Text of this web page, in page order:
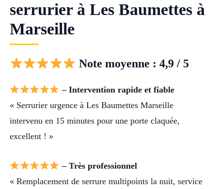
serrurier à Les Baumettes à
Marseille
Note moyenne : 4,9 / 5
– Intervention rapide et fiable
« Serrurier urgence à Les Baumettes Marseille
intervenu en 15 minutes pour une porte claquée,
excellent ! »
– Très professionnel
« Remplacement de serrure multipoints la nuit, service